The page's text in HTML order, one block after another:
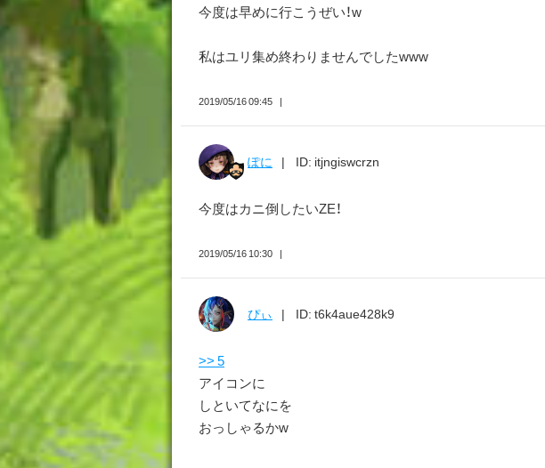
今度は早めに行こうぜい！w
私はユリ集め終わりませんでしたwww
2019/05/16 09:45
ぽに ID: itjngiswcrzn
今度はカニ倒したいZE！
2019/05/16 10:30
ぴぃ ID: t6k4aue428k9
>> 5
アイコンに
しといてなにを
おっしゃるかw